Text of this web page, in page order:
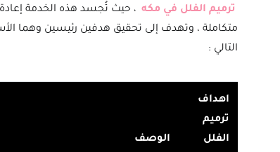
ترميم الفلل في مكه ، حيث تُجسد هذه الخدمة
متكاملة ، وتهدف إلى تحقيق هدفين رئيسين وهما
التالي :
اهداف
ترميم
الفلل
الوصف